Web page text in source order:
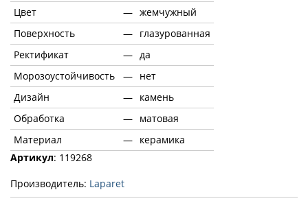
Цвет
— жемчужный
Поверхность
— глазурованная
Ректификат
— да
Морозоустойчивость
— нет
Дизайн
— камень
Обработка
— матовая
Материал
— керамика
Артикул: 119268
Производитель: Laparet